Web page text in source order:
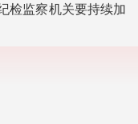
检监察机关要持续加